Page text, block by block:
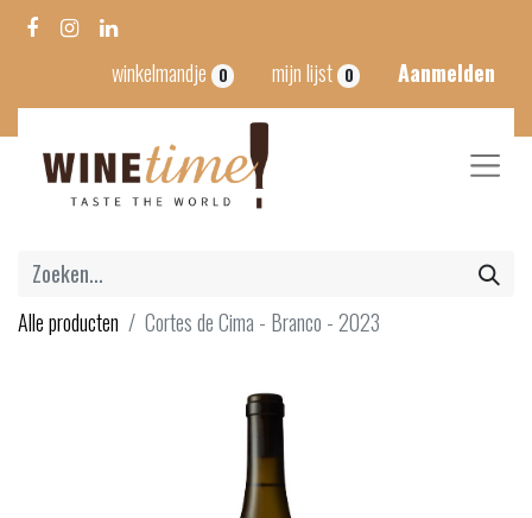
winkelmandje 0 mijn lijst 0 Aanmelden
Alle producten Cortes de Cima - Branco - 2023